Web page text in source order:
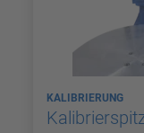
KALIBRIERUNG